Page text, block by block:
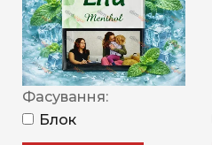
Фасування:
Блок